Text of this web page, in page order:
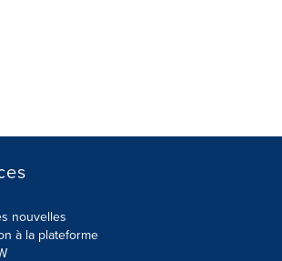
nouvelles
à la plateforme